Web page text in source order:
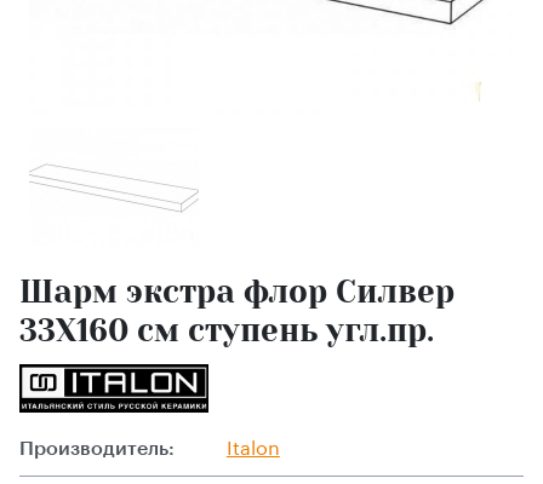
Шарм экстра флор Силвер
33X160 см ступень угл.пр.
Производитель: Italon